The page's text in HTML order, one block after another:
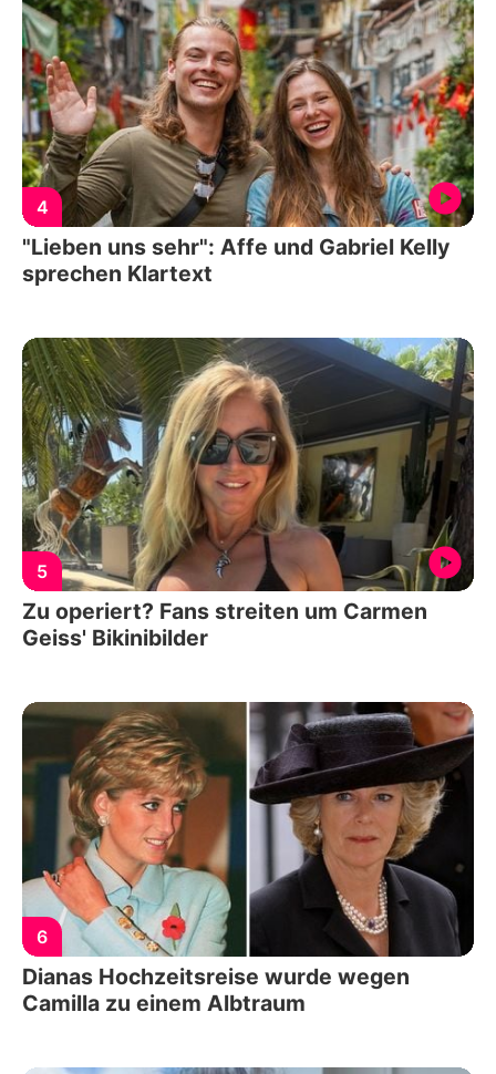
4
"Lieben uns sehr": Affe und Gabriel Kelly
sprechen Klartext
5
Zu operiert? Fans streiten um Carmen
Geiss' Bikinibilder
6
Dianas Hochzeitsreise wurde wegen
Camilla zu einem Albtraum